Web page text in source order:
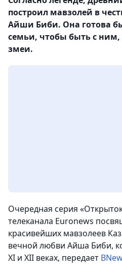
построил мавзолей в
Айши Биби. Она готова
семьи, чтобы быть с ним,
змеи.
Очередная серия
телеканала Euronews
красивейших мавзолеев
вечной любви Айша Биби,
XI и XII веках, передает